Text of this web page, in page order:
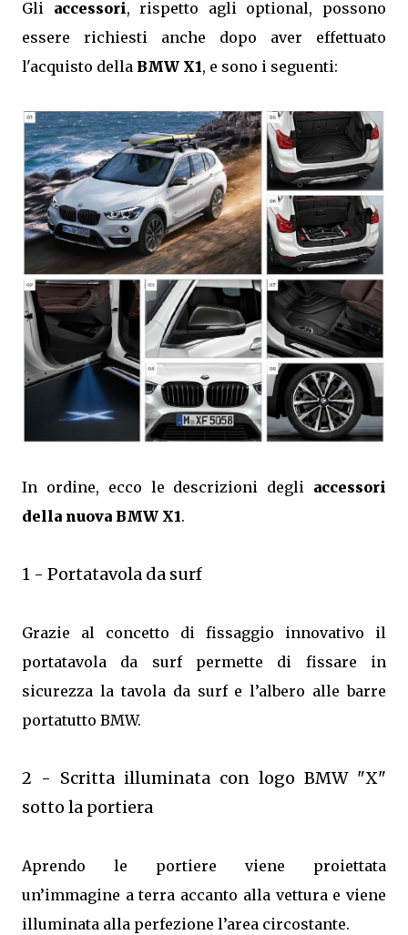
Gli accessori, rispetto agli optional, possono
essere richiesti anche dopo aver effettuato
l'acquisto della BMW X1, e sono i seguenti:
In ordine, ecco le descrizioni degli accessori
della nuova BMW X1.
1 - Portatavola da surf
Grazie al concetto di fissaggio innovativo il
portatavola da surf permette di fissare in
sicurezza la tavola da surf e l’albero alle barre
portatutto BMW.
2 - Scritta illuminata con logo BMW "X"
sotto la portiera
Aprendo le portiere viene proiettata
un’immagine a terra accanto alla vettura e viene
illuminata alla perfezione l’area circostante.